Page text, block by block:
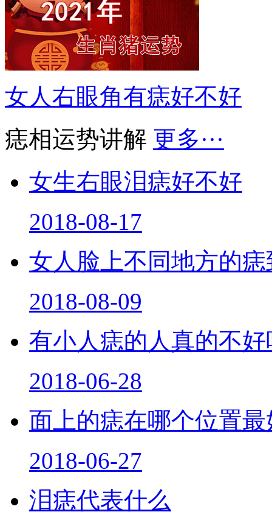
女人右眼角有痣好不好
痣相运势讲解 更多···
女生右眼泪痣好不好
2018-08-17
女人脸上不同地方的
2018-08-09
有小人痣的人真的不好
2018-06-28
面上的痣在哪个位置最
2018-06-27
泪痣代表什么